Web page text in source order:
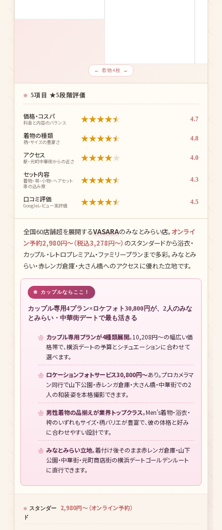
← 着物4枚 →
5項目 ★5段階評価
価格・コスパ ★ ★ ★ ★ ★
着物の種類
柄・サイズの豊富さ ★★★★★ 4.8
アクセス
駅・元町中華街からの近さ ★★★★★ 4.0
セット内容
等の込み度
口コミ評価
Googleレビュー実評価 ★★★★★ 4.5
ン予約2,980円〜（税込3,278円〜）
カップル・レトロプレミアム・ファミリープランまで多彩。みなとみ
らい・赤レンガ倉庫・大さん橋へのアクセスに優れた立地です。
カップルならここ！
カップル専用4プラン×ロケフォト30,800円が、2人のみな
カップル専用プランが4種類展開。10,208円〜の幅広い価
格帯で、横浜デートの予算とシチュエーションに合わせて
選べます。
ロケーションフォトサービス30,800円〜 あり。プロカメラマ
ン同行で山下公園・赤レンガ倉庫・大さん橋・中華街での2
人の和装姿を本格撮影できます。
男性着物の品揃えが業界トップクラス 。Men’s着物・浴衣・
袴のいずれもサイズ・柄バリエが豊富で、彼の体格と好み
みなとみらい立地。着付け後そのまま赤レンガ倉庫・山下
公園・中華街・元町商店街の横浜デートゴールデンルート
に直行できます。